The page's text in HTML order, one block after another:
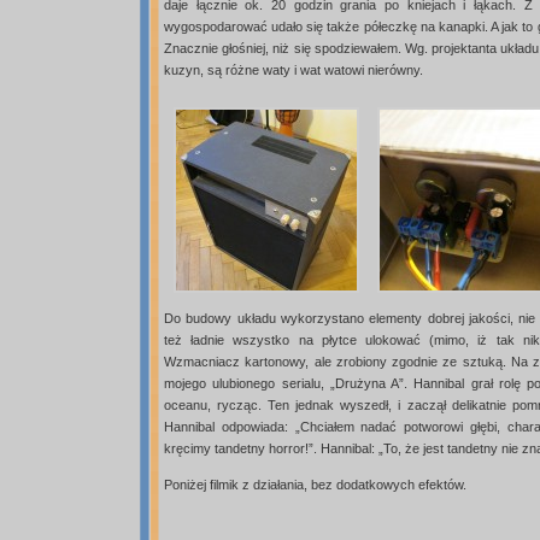
daje łącznie ok. 20 godzin grania po kniejach i łąkach. Z
wygospodarować udało się także półeczkę na kanapki. A jak to
Znacznie głośniej, niż się spodziewałem. Wg. projektanta
kuzyn, są różne waty i wat watowi nierówny.
Do budowy układu wykorzystano elementy dobrej jakości,
też ładnie wszystko na płytce ulokować (mimo, iż tak
Wzmacniacz kartonowy, ale zrobiony zgodnie ze sztuką. Na
mojego ulubionego serialu, „Drużyna A”. Hannibal grał rolę
oceanu, rycząc. Ten jednak wyszedł, i zaczął delikatnie
Hannibal odpowiada: „Chciałem nadać potworowi głębi,
kręcimy tandetny horror!”. Hannibal: „To, że jest tandetny nie
Poniżej filmik z działania, bez dodatkowych efektów.